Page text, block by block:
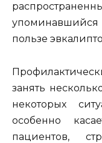
пользе
занять
некоторых
особенно
пациентов,